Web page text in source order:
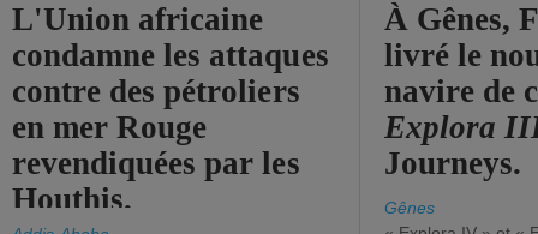
L'Union africaine
condamne les attaques
contre des pétroliers
en mer Rouge
revendiquées par les
Houthis.
À Gênes,
livré le
navire de
Explora
Journeys.
Gênes